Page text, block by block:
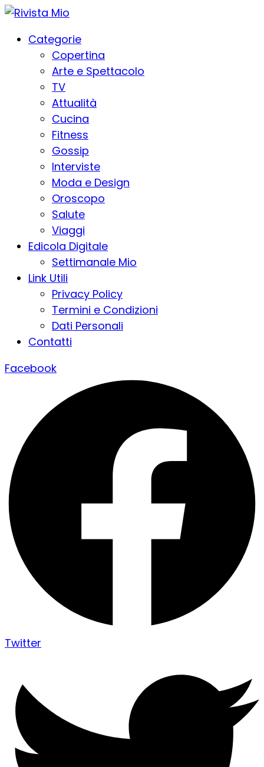
Categorie
Copertina
Arte e Spettacolo
TV
Attualità
Cucina
Fitness
Gossip
Interviste
Moda e Design
Oroscopo
Salute
Viaggi
Edicola Digitale
Settimanale Mio
Link Utili
Privacy Policy
Termini e Condizioni
Dati Personali
Contatti
Facebook
Twitter